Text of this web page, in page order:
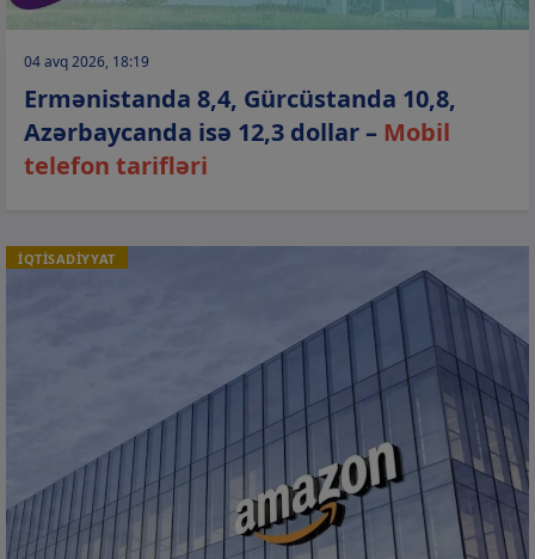
04 avq 2026, 18:19
Ermənistanda 8,4, Gürcüstanda 10,8,
Azərbaycanda isə 12,3 dollar – Mobil
telefon tarifləri
İQTİSADİYYAT